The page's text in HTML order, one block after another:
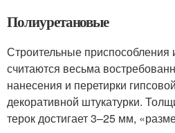
Полиуретановые
Строительные приспособления
считаются весьма
нанесения и перетирки
декоративной штукатурки.
терок достигает 3–25 мм,